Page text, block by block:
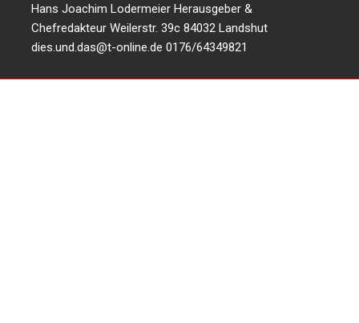
Hans Joachim Lodermeier Herausgeber &
Chefredakteur Weilerstr. 39c 84032 Landshut
dies.und.das@t-online.de 0176/64349821